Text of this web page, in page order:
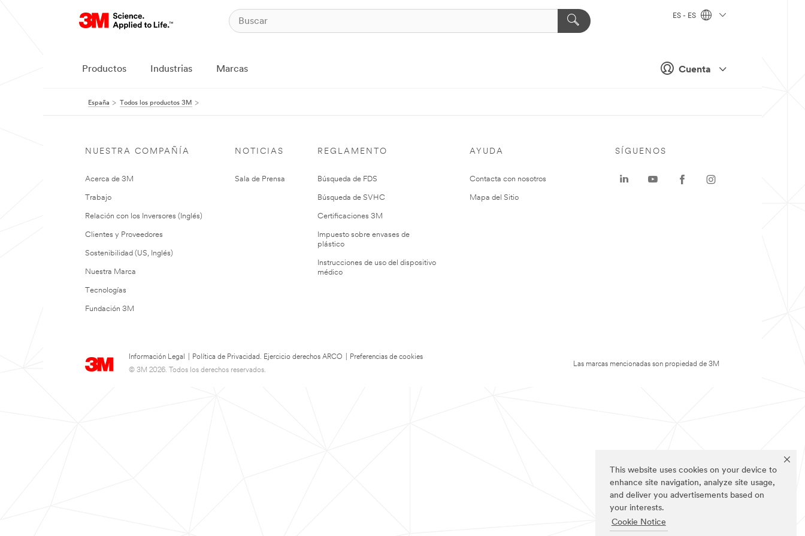
This website uses cookies on your device to
enhance site navigation, analyze site usage,
and deliver you advertisements based on
your interests.
Cookie Notice
Cuenta
ES - ES
Productos Industrias Marcas
España Todos los productos 3M
NUESTRA COMPAÑÍA
Acerca de 3M
Trabajo
Relación con los Inversores (Inglés)
Clientes y Proveedores
Sostenibilidad (US, Inglés)
Nuestra Marca
Tecnologías
Fundación 3M
NOTICIAS
Sala de Prensa
REGLAMENTO
Búsqueda de FDS
Búsqueda de SVHC
Certificaciones 3M
Impuesto sobre envases de
plástico
Instrucciones de uso del dispositivo
médico
AYUDA
Contacta con nosotros
Mapa del Sitio
Información Legal Política de Privacidad. Ejercicio derechos ARCO
Preferencias de cookies
© 3M 2026. Todos los derechos reservados.
SÍGUENOS
Las marcas mencionadas son propiedad de 3M